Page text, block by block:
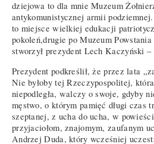
dziejowa to dla mnie Muzeum
antykomunistycznej armii
to miejsce wielkiej edukacji
pokoleń,drugie po Muzeum
stworzył prezydent Lech Kaczyński
Prezydent podkreślił, że przez lata
Nie byłoby tej Rzeczypospolitej,
niepodległa, walczy o swoje, gdyby
męstwo, o którym pamięć długi czas
szeptanej, z ucha do ucha, w
przyjaciołom, znajomym, zaufanym
Andrzej Duda, który wcześniej